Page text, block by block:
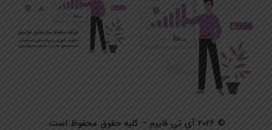
©
2026 آی تی فایرم – کلیه حقوق محفوظ است.